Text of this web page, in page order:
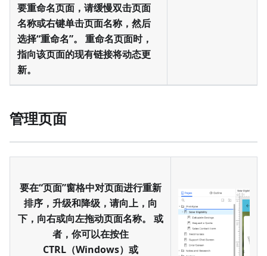
要重命名页面，请缓慢双击页面
名称或右键单击页面名称，然后
选择“重命名”。 重命名页面时，
指向该页面的现有链接将动态更
新。
管理页面
要在“页面”窗格中对页面进行重新
排序，升级和降级，请向上，向
下，向右或向左拖动页面名称。 或
者，你可以在按住
CTRL（Windows）或